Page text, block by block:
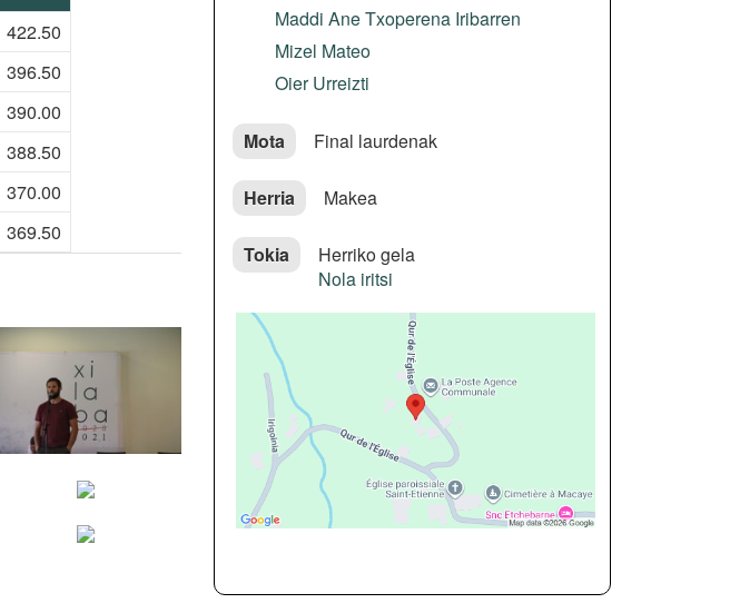
422.50
396.50
390.00
388.50
370.00
369.50
Maddi Ane Txoperena Iribarren
Mizel Mateo
Oier Urreizti
Mota Final laurdenak
Herria Makea
Tokia
Herriko gela
Nola iritsi